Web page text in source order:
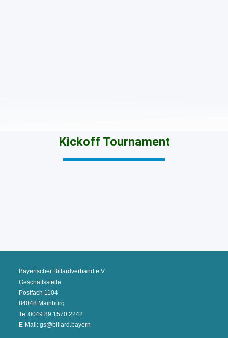
Kickoff Tournament
Bayerischer Billardverband e.V.
Geschäftsstelle
Postfach 1104
84048 Mainburg
Te. 0049 89 1570 2242
E-Mail: gs@billard.bayern